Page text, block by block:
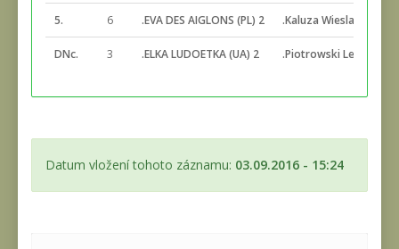
5. 6 .EVA DES AIGLONS (PL) 2 .Kaluza Wieslaw
DNc. 3 .ELKA LUDOETKA (UA) 2 .Piotrowski Leszek
Datum vložení tohoto záznamu: 03.09.2016 - 15:24